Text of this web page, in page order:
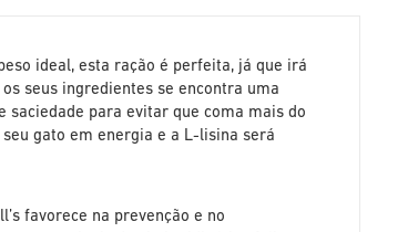
ideal, esta ração é perfeita, já que irá
seus ingredientes se encontra uma
saciedade para evitar que coma mais do
gato em energia e a L-lisina será
favorece na prevenção e no